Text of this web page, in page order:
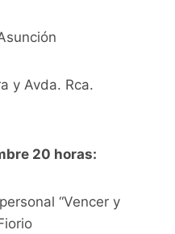
y Avda. Rca.
20 horas:
“Vencer y